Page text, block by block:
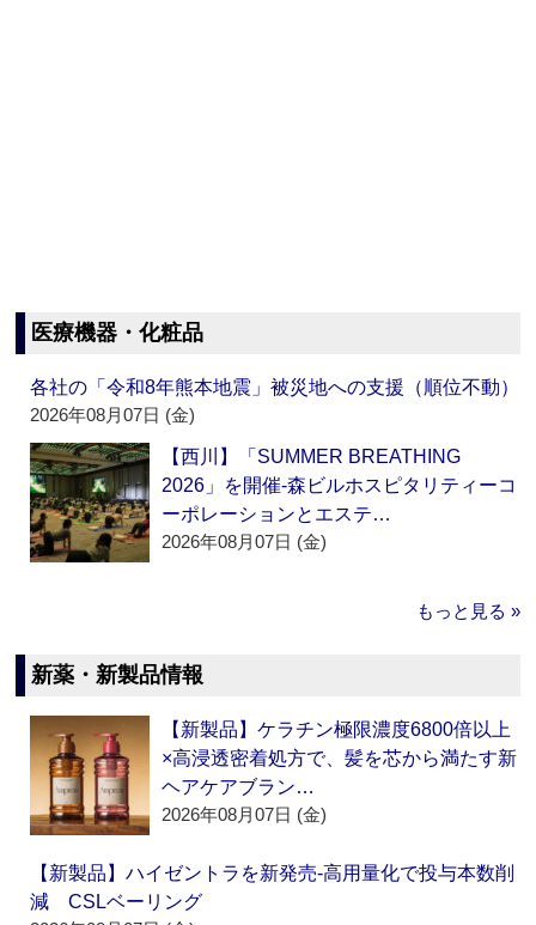
医療機器・化粧品
各社の「令和8年熊本地震」被災地への支援（順位不動）
2026年08月07日 (金)
【西川】「SUMMER BREATHING
2026」を開催‐森ビルホスピタリティーコ
ーポレーションとエステ…
2026年08月07日 (金)
もっと見る »
新薬・新製品情報
【新製品】ケラチン極限濃度6800倍以上
×高浸透密着処方で、髪を芯から満たす新
ヘアケアブラン…
2026年08月07日 (金)
【新製品】ハイゼントラを新発売‐高用量化で投与本数削
減 CSLベーリング